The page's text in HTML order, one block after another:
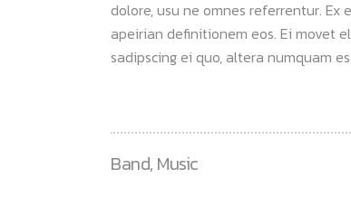
dolore, usu ne omnes referrentur.
apeirian definitionem eos. Ei movet
sadipscing ei quo, altera numquam
Band, Music